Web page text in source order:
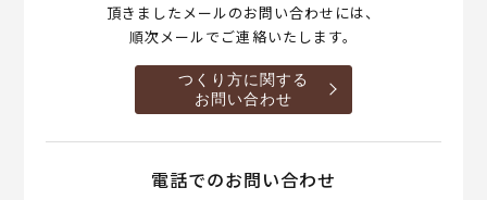
頂きましたメールのお問い合わせには、
順次メールでご連絡いたします。
つくり方に関する
お問い合わせ
電話でのお問い合わせ